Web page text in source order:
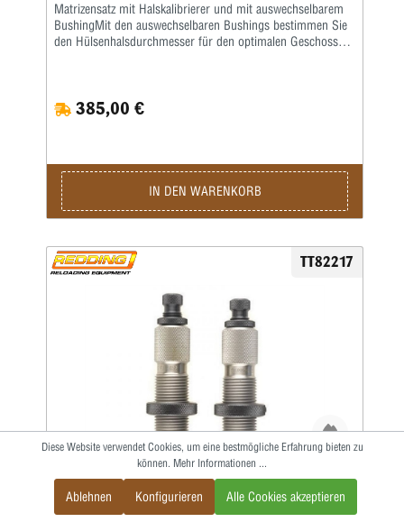
Matrizensatz mit Halskalibrierer und mit auswechselbarem
BushingMit den auswechselbaren Bushings bestimmen Sie
den Hülsenhalsdurchmesser für den optimalen Geschosssitz
Bushing- Body Die- Standard-SetzmatrizeDie Bushings sind
nicht im Satz enthalten, bitte extra ordern.
385,00 €
IN DEN WARENKORB
TT82217
Redding Matrizensatz mit Halskalibrierung
– Serie B – .17 Rem
Diese Website verwendet Cookies, um eine bestmögliche Erfahrung bieten zu
können. Mehr Informationen ...
Ablehnen Konfigurieren Alle Cookies akzeptieren